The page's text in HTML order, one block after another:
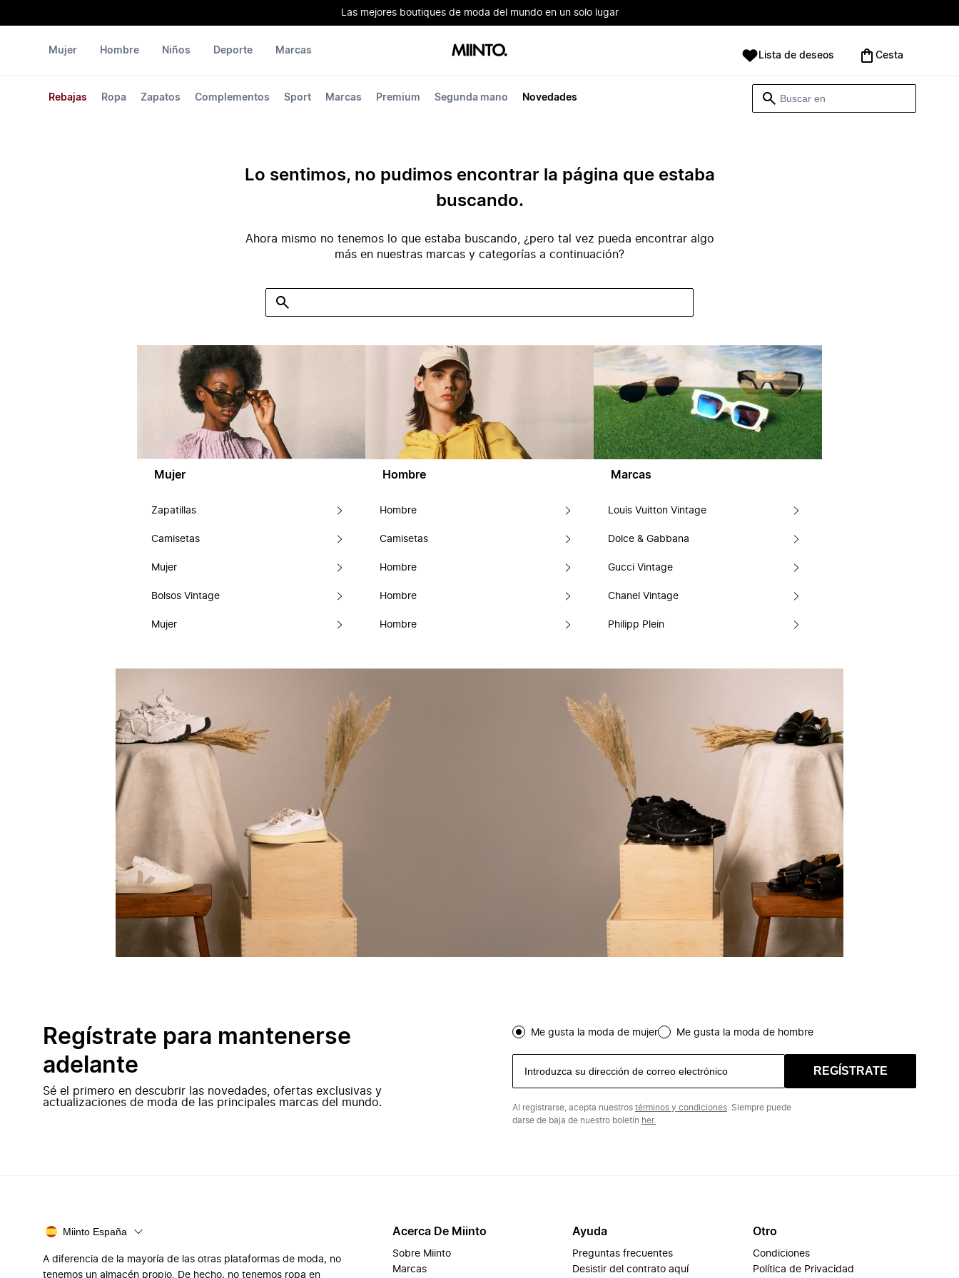
Las mejores boutiques de moda del mundo en un solo lugar
Mujer
Rebajas Ropa Zapatos Complementos Sport Marcas Premium Segunda mano Novedades
Hombre Niños Deporte Marcas Lista de deseos Cesta
Lo sentimos, no pudimos encontrar la página que estaba
buscando.
Ahora mismo no tenemos lo que estaba buscando, ¿pero tal vez pueda encontrar algo
más en nuestras marcas y categorías a continuación?
Mujer
Zapatillas
Camisetas
Mujer
Bolsos Vintage
Mujer
Hombre
Hombre
Camisetas
Hombre
Hombre
Hombre
Marcas
Louis Vuitton Vintage
Dolce & Gabbana
Gucci Vintage
Chanel Vintage
Philipp Plein
Regístrate para mantenerse
adelante
Sé el primero en descubrir las novedades, ofertas exclusivas y
actualizaciones de moda de las principales marcas del mundo.
Me gusta la moda de mujer Me gusta la moda de hombre
REGÍSTRATE
Al registrarse, acepta nuestros términos y condiciones . Siempre puede
darse de baja de nuestro boletín her.
Miinto España
A diferencia de la mayoría de las otras plataformas de moda, no
tenemos un almacén propio. De hecho, no tenemos ropa en
Acerca De Miinto
Sobre Miinto
Marcas
Ayuda
Preguntas frecuentes
Desistir del contrato aquí
Otro
Condiciones
Política de Privacidad